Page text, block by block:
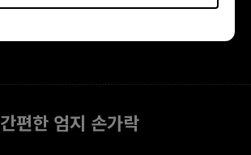
간편한 엄지 손가락